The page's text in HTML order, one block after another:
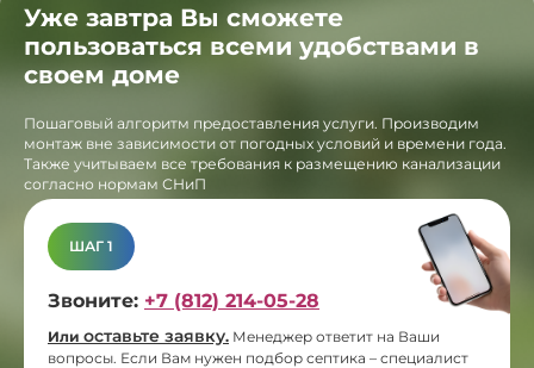
Уже завтра Вы сможете
пользоваться всеми удобствами в
своем доме
Пошаговый алгоритм предоставления услуги. Производим
монтаж вне зависимости от погодных условий и времени года.
Также учитываем все требования к размещению канализации
согласно нормам СНиП
ШАГ 1
Звоните: +7 (812) 214-05-28
Или оставьте заявку. Менеджер ответит на Ваши
вопросы. Если Вам нужен подбор септика – специалист